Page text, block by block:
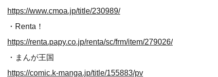
https://www.cmoa.jp/title/230989/
・Renta！
https://renta.papy.co.jp/renta/sc/frm/item/279026/
・まんが王国
https://comic.k-manga.jp/title/155883/pv